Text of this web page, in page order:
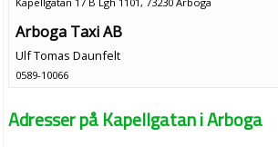
Arboga Taxi AB
Ulf Tomas Daunfelt
0589-10066
Arbogakretsen Av Svenska Röda Korset
Adresser på Kapellgatan i Arboga